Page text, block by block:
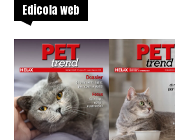
Edicola web